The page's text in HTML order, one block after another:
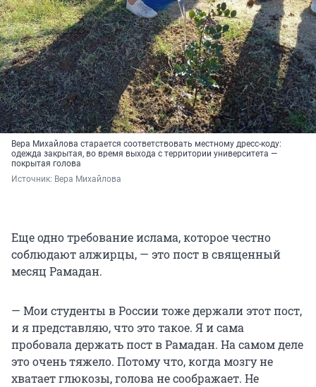
Вера Михайлова старается соответствовать местному дресс-коду:
одежда закрытая, во время выхода с территории университета —
покрытая голова
Источник: Вера Михайлова
Еще одно требование ислама, которое честно
соблюдают алжирцы, — это пост в священный
месяц Рамадан.
— Мои студенты в России тоже держали этот пост,
и я представляю, что это такое. Я и сама
пробовала держать пост в Рамадан. На самом деле
это очень тяжело. Потому что, когда мозгу не
хватает глюкозы, голова не соображает. Не